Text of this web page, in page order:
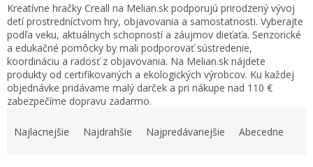
Senzorické
pomôcky
Hračky
podľa
typu
Hračky
podľa
Kreatívne hračky Creall na Melian.sk podporujú prirodzený vývoj
detí prostredníctvom hry, objavovania a samostatnosti. Vyberajte
podľa veku, aktuálnych schopností a záujmov dieťaťa. Senzorické
a edukačné pomôcky by mali podporovať sústredenie,
koordináciu a radosť z objavovania. Na Melian.sk nájdete
produkty od certifikovaných a ekologických výrobcov. Ku každej
objednávke pridávame malý darček a pri nákupe nad 110 €
zabezpečíme dopravu zadarmo.
Najlacnejšie Najdrahšie Najpredávanejšie Abecedne